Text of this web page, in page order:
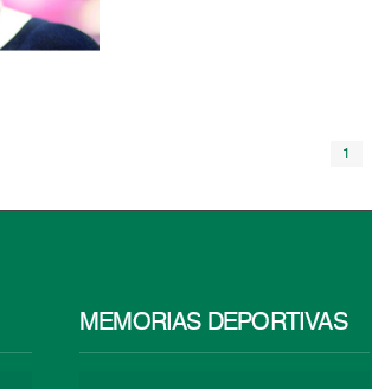
1
MEMORIAS DEPORTIVAS